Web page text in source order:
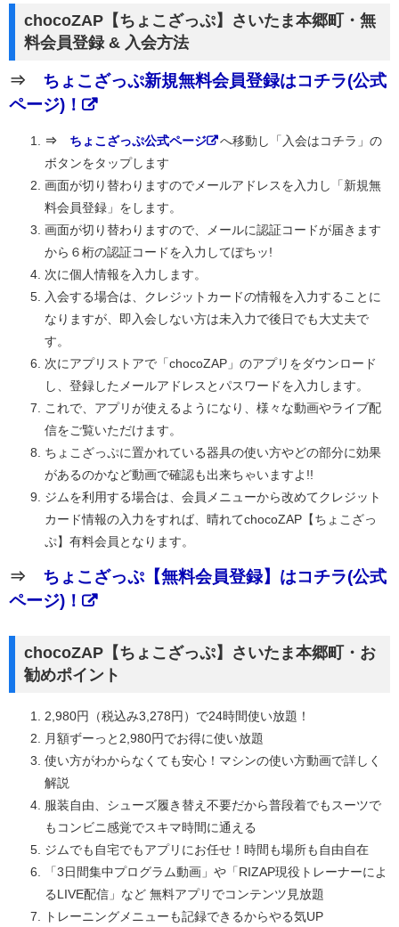
chocoZAP【ちょこざっぷ】さいたま本郷町・無
料会員登録 & 入会方法
⇒ ちょこざっぷ新規無料会員登録はコチラ(公式
ページ)！
⇒ ちょこざっぷ公式ページ
へ移動し「入会はコチラ」の
ボタンをタップします
画面が切り替わりますのでメールアドレスを入力し「新規無
料会員登録」をします。
画面が切り替わりますので、メールに認証コードが届きます
から６桁の認証コードを入力してぽちッ!
次に個人情報を入力します。
入会する場合は、クレジットカードの情報を入力することに
なりますが、即入会しない方は未入力で後日でも大丈夫で
す。
次にアプリストアで「chocoZAP」のアプリをダウンロード
し、登録したメールアドレスとパスワードを入力します。
これで、アプリが使えるようになり、様々な動画やライブ配
信をご覧いただけます。
ちょこざっぷに置かれている器具の使い方やどの部分に効果
があるのかなど動画で確認も出来ちゃいますよ!!
ジムを利用する場合は、会員メニューから改めてクレジット
カード情報の入力をすれば、晴れてchocoZAP【ちょこざっ
ぷ】有料会員となります。
⇒ ちょこざっぷ【無料会員登録】はコチラ(公式
ページ)！
chocoZAP【ちょこざっぷ】さいたま本郷町・お
勧めポイント
2,980円（税込み3,278円）で24時間使い放題！
月額ずーっと2,980円でお得に使い放題
使い方がわからなくても安心！マシンの使い方動画で詳しく
解説
服装自由、シューズ履き替え不要だから普段着でもスーツで
もコンビニ感覚でスキマ時間に通える
ジムでも自宅でもアプリにお任せ！時間も場所も自由自在
「3日間集中プログラム動画」や「RIZAP現役トレーナーによ
るLIVE配信」など 無料アプリでコンテンツ見放題
トレーニングメニューも記録できるからやる気UP